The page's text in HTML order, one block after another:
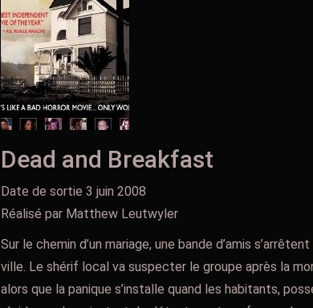
Dead and Breakfast
Date de sortie 3 juin 2008
Réalisé par Matthew Leutwyler
Sur le chemin d’un mariage, une bande d’amis
ville. Le shérif local va suspecter le groupe après la
alors que la panique s’installe quand les habitants,